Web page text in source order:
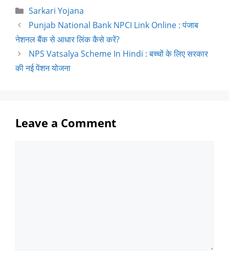
a
c
e
b
o
h
a
t
s
A
e
l
e
g
p
y
L
Sarkari Yojana
Punjab National Bank NPCI Link Online : पंजाब
नेशनल बैंक से आधार लिंक कैसे करें?
NPS Vatsalya Scheme In Hindi : बच्चों के लिए सरकार
की नई पेंशन योजना
Leave a Comment